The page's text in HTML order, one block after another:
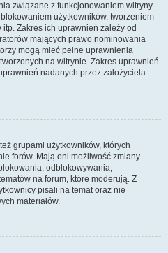
związane z funkcjonowaniem witryny
użytkowników, tworzeniem
Zakres ich uprawnień zależy od
mających prawo nominowania
mogą mieć pełne uprawnienia
na witrynie. Zakres uprawnień
nadanych przez założyciela
grupami użytkowników, których
forów. Mają oni możliwość zmiany
odblokowywania,
na forum, które moderują. Z
pisali na temat oraz nie
materiałów.